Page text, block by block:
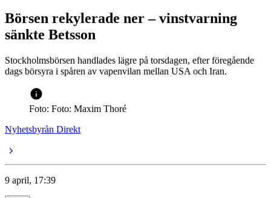
Börsen rekylerade ner – vinstvarning
sänkte Betsson
Stockholmsbörsen handlades lägre på torsdagen, efter föregående
dags börsyra i spåren av vapenvilan mellan USA och Iran.
Foto: Foto: Maxim Thoré
Nyhetsbyrån Direkt
9 april, 17:39